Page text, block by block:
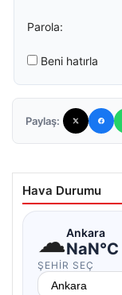
Parola:
Beni hatırla
Paylaş:
Hava Durumu
☁Ankara
NaN°C
ŞEHIR SEÇ